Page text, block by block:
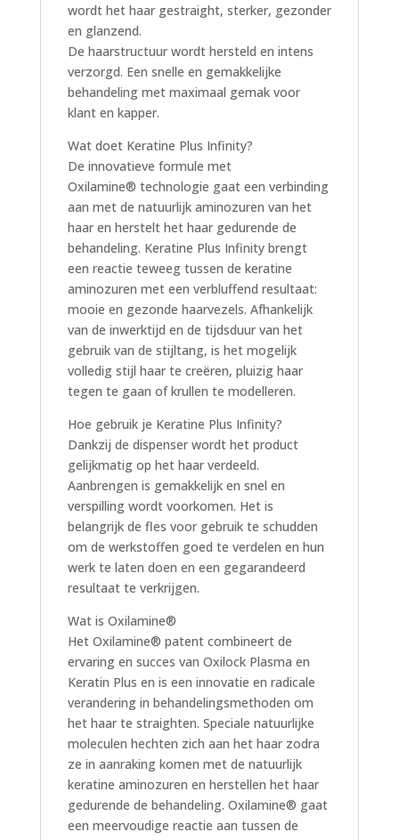
wordt het haar gestraight, sterker, gezonder
en glanzend.
De haarstructuur wordt hersteld en intens
verzorgd. Een snelle en gemakkelijke
behandeling met maximaal gemak voor
klant en kapper.
Wat doet Keratine Plus Infinity?
De innovatieve formule met
Oxilamine® technologie gaat een verbinding
aan met de natuurlijk aminozuren van het
haar en herstelt het haar gedurende de
behandeling. Keratine Plus Infinity brengt
een reactie teweeg tussen de keratine
aminozuren met een verbluffend resultaat:
mooie en gezonde haarvezels. Afhankelijk
van de inwerktijd en de tijdsduur van het
gebruik van de stijltang, is het mogelijk
volledig stijl haar te creëren, pluizig haar
tegen te gaan of krullen te modelleren.
Hoe gebruik je Keratine Plus Infinity?
Dankzij de dispenser wordt het product
gelijkmatig op het haar verdeeld.
Aanbrengen is gemakkelijk en snel en
verspilling wordt voorkomen. Het is
belangrijk de fles voor gebruik te schudden
om de werkstoffen goed te verdelen en hun
werk te laten doen en een gegarandeerd
resultaat te verkrijgen.
Wat is Oxilamine®
Het Oxilamine® patent combineert de
ervaring en succes van Oxilock Plasma en
Keratin Plus en is een innovatie en radicale
verandering in behandelingsmethoden om
het haar te straighten. Speciale natuurlijke
moleculen hechten zich aan het haar zodra
ze in aanraking komen met de natuurlijk
keratine aminozuren en herstellen het haar
gedurende de behandeling. Oxilamine® gaat
een meervoudige reactie aan tussen de